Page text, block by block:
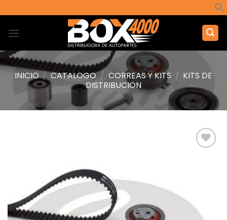
al
contenido
INICIO / CATALOGO / CORREAS Y KITS / KITS DE
DISTRIBUCION